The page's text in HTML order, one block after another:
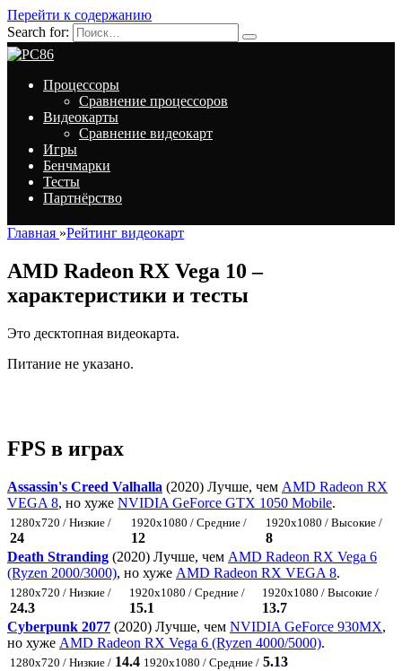
Перейти к содержанию
Search for:
Процессоры
Сравнение процессоров
Видеокарты
Сравнение видеокарт
Игры
Бенчмарки
Тесты
Партнёрство
Главная »Рейтинг видеокарт
AMD Radeon RX Vega 10 –
характеристики и тесты
Это десктопная видеокарта.
Питание не указано.
FPS в играх
Assassin's Creed Valhalla (2020) Лучше, чем AMD Radeon RX
VEGA 8, но хуже NVIDIA GeForce GTX 1050 Mobile.
1280x720 / Низкие /
24
1920x1080 / Средние /
12
1920x1080 / Высокие /
8
Death Stranding (2020) Лучше, чем AMD Radeon RX Vega 6
(Ryzen 2000/3000), но хуже AMD Radeon RX VEGA 8.
1280x720 / Низкие /
24.3
1920x1080 / Средние /
15.1
1920x1080 / Высокие /
13.7
Cyberpunk 2077 (2020) Лучше, чем NVIDIA GeForce 930MX,
но хуже AMD Radeon RX Vega 6 (Ryzen 4000/5000).
1280x720 / Низкие / 14.4 1920x1080 / Средние / 5.13